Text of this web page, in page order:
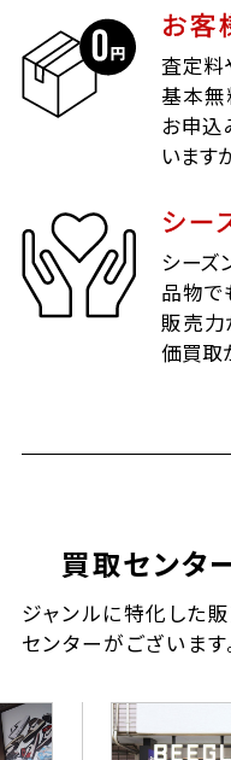
お客
査定料
基本無
お申込
います
シー
シーズ
品物で
販売力
価買取
買取センタ
ジャンルに特化した
センターがございます